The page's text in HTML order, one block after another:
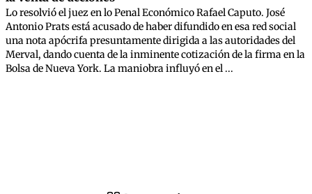
Lo resolvió el juez en lo Penal Económico Rafael Caputo. José
Antonio Prats está acusado de haber difundido en esa red social
una nota apócrifa presuntamente dirigida a las autoridades del
Merval, dando cuenta de la inminente cotización de la firma en la
Bolsa de Nueva York. La maniobra influyó en el ...